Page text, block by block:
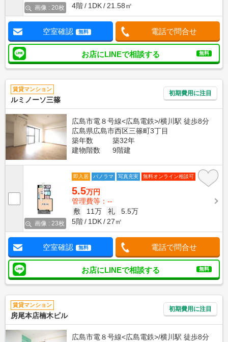
画像 : 20枚
4階
1DK 21.58㎡
空室確認 無料 電話で問合せ
お店にLINEで相談する 無料
賃貸マンション
ルミノーソ三篠
初期費用に注目
広島市電８号線<広島電鉄>/横川駅 徒歩8分
広島県広島市西区三篠町3丁目
築年数
築32年
建物階数
9階建
画像 : 23枚
即入居 パノラマ 写真充実 無料オンライン相談可
5.5万円
管理費等：--
敷
11万 礼
5.5万
5階
1DK 27㎡
空室確認 無料 電話で問合せ
お店にLINEで相談する 無料
賃貸マンション
房尾本店楠木ビル
初期費用に注目
広島市電８号線<広島電鉄>/横川駅 徒歩8分